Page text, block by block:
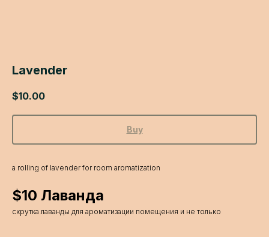
Lavender
$10.00
Buy
a rolling of lavender for room aromatization
$10 Лаванда
скрутка лаванды для ароматизации помещения и не только